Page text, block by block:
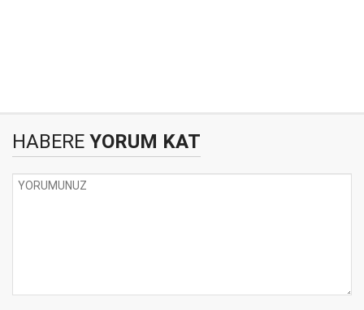
HABERE YORUM KAT